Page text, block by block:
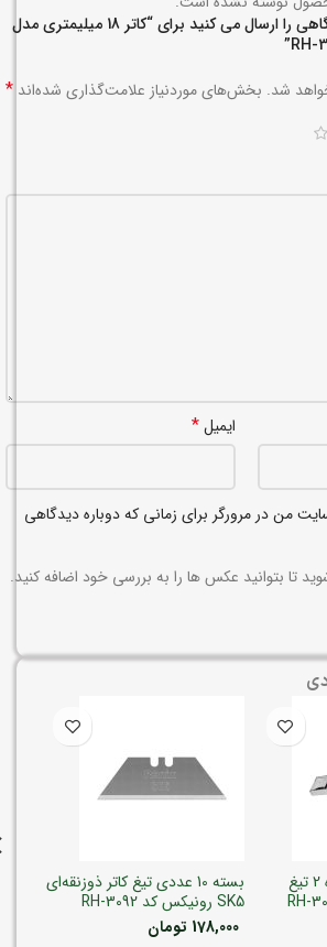
اولین نفری باشید که دیدگاهی را ارسال می کنید برای “کاتر 18 میلیمتری مدل
شد. بخش‌های موردنیاز علامت‌گذاری شده‌اند *
ایمیل*
من در مرورگر برای زمانی که دوباره دیدگاهی
تا بتوانید عکس ها را به بررسی خود اضافه کنید.
کاتر مدل دلتا به همراه 2 تیغ
بسته 10 عددی تیغ کاتر ذوزنقه‌ای
SK5 رونیکس کد RH-3092
178,000 تومان